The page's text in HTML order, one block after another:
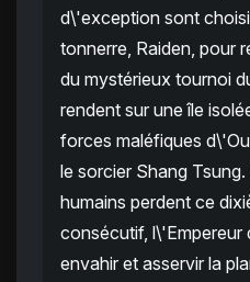
d\'exception sont
tonnerre, Raiden, pour
du mystérieux tournoi
rendent sur une île
forces maléfiques
le sorcier Shang Tsung.
humains perdent ce
consécutif, l\'Empereur
envahir et asservir la